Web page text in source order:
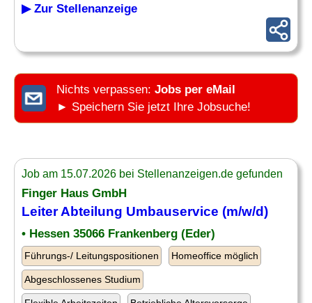
▶ Zur Stellenanzeige
Nichts verpassen: Jobs per eMail
► Speichern Sie jetzt Ihre Jobsuche!
Job am 15.07.2026 bei Stellenanzeigen.de gefunden
Finger Haus GmbH
LeiterAbteilung Umbauservice (m/w/d)
• Hessen 35066 Frankenberg (Eder)
Führungs-/ Leitungspositionen Homeoffice möglich
Abgeschlossenes Studium